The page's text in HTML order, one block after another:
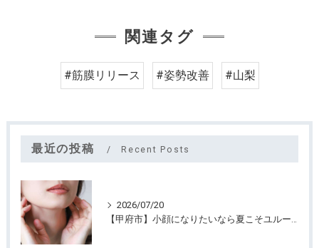
関連タグ
#筋膜リリース #姿勢改善 #山梨
最近の投稿 Recent Posts
2026/07/20